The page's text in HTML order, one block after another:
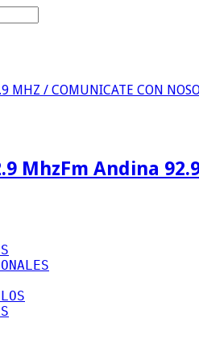
MHZ / COMUNICATE CON
Fm Andina